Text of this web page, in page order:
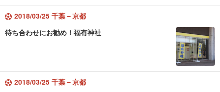
2018/03/25 千葉－京都
待ち合わせにお勧め！福有神社
2018/03/25 千葉－京都